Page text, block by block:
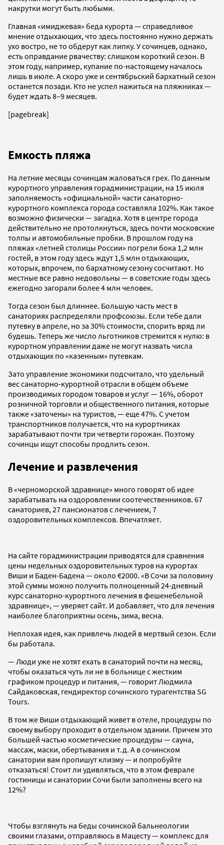
накрутки могут быть любыми.
Главная «имиджевая» беда курорта — справедливое
мнение отдыхающих, что здесь постоянно нужно держать
ухо востро, не то обдерут как липку. У сочинцев, однако,
есть оправдание рвачеству: слишком короткий сезон. В
этом году, например, купание по-настоящему началось
лишь в июле. А скоро уже и сентябрьский бархатный сезон
останется позади. Кто не успел нажиться на пляжниках —
будет ждать 8–9 месяцев.
[pagebreak]
Емкость пляжа
На летние месяцы сочинцам жаловаться грех. По данным
курортного управления горадминистрации, на 15 июля
заполняемость «официальной» части санаторно-
курортного комплекса города составляла 102%. Как такое
возможно физически — загадка. Хотя в центре города
действительно не протолкнуться, здесь почти московские
толпы и автомобильные пробки. В прошлом году на
пляжах «летней столицы России» погрели бока 1,2 млн
гостей, в этом году здесь ждут 1,5 млн отдыхающих,
которых, впрочем, по бархатному сезону сосчитают. Но
местные все равно недовольны — в советские годы здесь
ежегодно загорали более 4 млн человек.
Тогда сезон был длиннее. Большую часть мест в
санаториях распределяли профсоюзы. Если тебе дали
путевку в апреле, но за 30% стоимости, спорить вряд ли
будешь. Теперь же число льготников стремится к нулю: в
курортном управлении даже не могут назвать числа
отдыхающих по «казенным» путевкам.
Зато управление экономики подсчитало, что удельный
вес санаторно-курортной отрасли в общем объеме
производимых городом товаров и услуг — 16%, оборот
розничной торговли и общественного питания, которые
также «заточены» на туристов, — еще 47%. С учетом
транспортников получается, что на курортниках
зарабатывают почти три четверти горожан. Поэтому
сочинцы ищут способы продлить сезон.
Лечение и развлечения
В «черноморской здравнице» много говорят об идее
зарабатывать на оздоровлении соотечественников. 67
санаториев, 27 пансионатов с лечением, 7
оздоровительных комплексов. Впечатляет.
На сайте горадминистрации приводятся для сравнения
цены недельных оздоровительных туров на курортах
Виши и Баден-Бадена — около €2000. «В Сочи за половину
этой суммы можно получить полноценный 24-дневный
курс санаторно-курортного лечения в фешенебельной
здравнице», — уверяет сайт. И добавляет, что для лечения
наиболее благоприятны осень, зима, весна.
Неплохая идея, как привлечь людей в мертвый сезон. Если
бы работала.
— Люди уже не хотят ехать в санаторий почти на месяц,
чтобы оказаться чуть ли не в больнице с жестким
графиком процедур и питания, — говорит Людмила
Сайдаковская, гендиректор сочинского турагентства SG
Tours.
В том же Виши отдыхающий живет в отеле, процедуры по
своему выбору проходит в отдельном здании. Причем это
большей частью косметические процедуры — сауна,
массаж, маски, обертывания и т.д. А в сочинском
санатории вам пропишут клизму — и попробуйте
отказаться! Стоит ли удивляться, что в этом феврале
гостиницы и санатории Сочи были заполнены всего на
12%?
Чтобы взглянуть на беды сочинской бальнеологии
своими глазами, отправляюсь в Мацесту — комплекс для